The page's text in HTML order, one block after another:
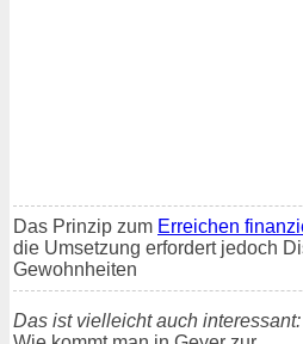
Das Prinzip zum Erreichen
die Umsetzung erfordert jedoch
Gewohnheiten
Das ist vielleicht auch interessant: